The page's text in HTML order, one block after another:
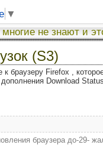
▼
не знают и
(S3)
браузеру Firefox ,
Download
браузера до-29-